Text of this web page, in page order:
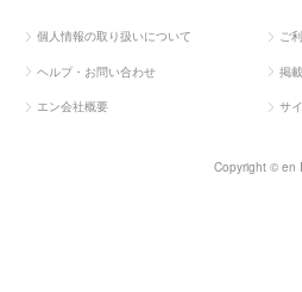
個人情報の取り扱いについて ご
ヘルプ・お問い合わせ 掲
エン会社概要 サ
Copyright © en